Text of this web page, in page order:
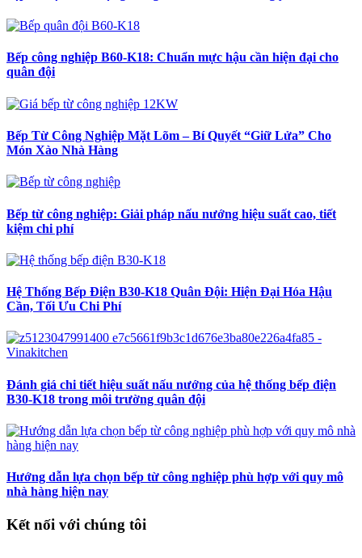
Bếp công nghiệp B60-K18: Chuẩn mực hậu cần hiện đại cho
quân đội
Bếp Từ Công Nghiệp Mặt Lõm – Bí Quyết “Giữ Lửa” Cho
Món Xào Nhà Hàng
Bếp từ công nghiệp: Giải pháp nấu nướng hiệu suất cao, tiết
kiệm chi phí
Hệ Thống Bếp Điện B30-K18 Quân Đội: Hiện Đại Hóa Hậu
Cần, Tối Ưu Chi Phí
Đánh giá chi tiết hiệu suất nấu nướng của hệ thống bếp điện
B30-K18 trong môi trường quân đội
Hướng dẫn lựa chọn bếp từ công nghiệp phù hợp với quy mô
nhà hàng hiện nay
Kết nối với chúng tôi